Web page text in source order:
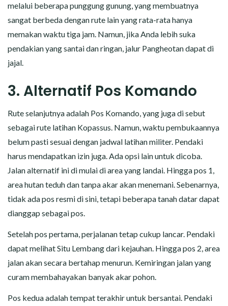
melalui beberapa punggung gunung, yang membuatnya
sangat berbeda dengan rute lain yang rata-rata hanya
memakan waktu tiga jam. Namun, jika Anda lebih suka
pendakian yang santai dan ringan, jalur Pangheotan dapat di
jajal.
3. Alternatif Pos Komando
Rute selanjutnya adalah Pos Komando, yang juga di sebut
sebagai rute latihan Kopassus. Namun, waktu pembukaannya
belum pasti sesuai dengan jadwal latihan militer. Pendaki
harus mendapatkan izin juga. Ada opsi lain untuk dicoba.
Jalan alternatif ini di mulai di area yang landai. Hingga pos 1,
area hutan teduh dan tanpa akar akan menemani. Sebenarnya,
tidak ada pos resmi di sini, tetapi beberapa tanah datar dapat
dianggap sebagai pos.
Setelah pos pertama, perjalanan tetap cukup lancar. Pendaki
dapat melihat Situ Lembang dari kejauhan. Hingga pos 2, area
jalan akan secara bertahap menurun. Kemiringan jalan yang
curam membahayakan banyak akar pohon.
Pos kedua adalah tempat terakhir untuk bersantai. Pendaki